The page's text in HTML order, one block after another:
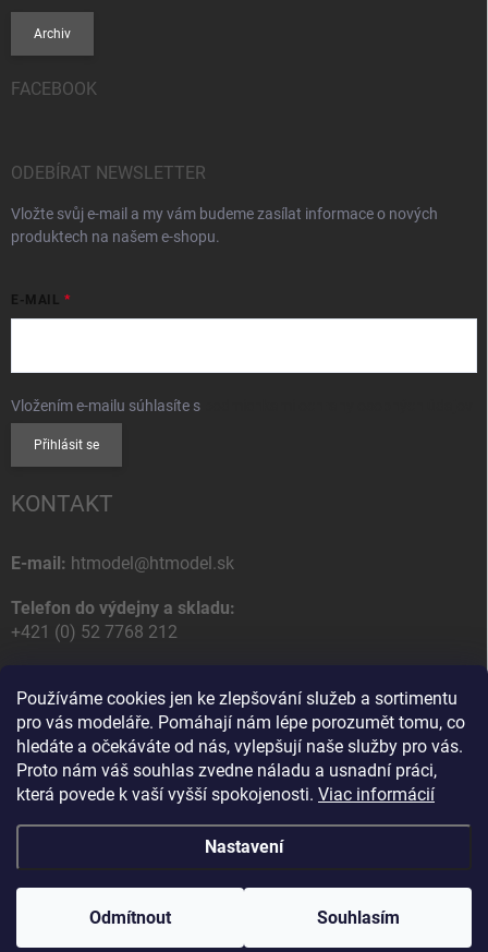
Používáme cookies jen ke zlepšování služeb a sortimentu
pro vás modeláře. Pomáhají nám lépe porozumět tomu, co
hledáte a očekáváte od nás, vylepšují naše služby pro vás.
Proto nám váš souhlas zvedne náladu a usnadní práci,
která povede k vaší vyšší spokojenosti. Viac informácií
Nastavení
Odmítnout Souhlasím
Archiv
FACEBOOK
ODEBÍRAT NEWSLETTER
Vložte svůj e-mail a my vám budeme zasílat informace o nových
produktech na našem e-shopu.
E-MAIL
Vložením e-mailu súhlasíte s
Přihlásit se
KONTAKT
E-mail: htmodel@htmodel.sk
Telefon do výdejny a skladu:
+421 (0) 52 7768 212
HT model
Na letisko 49
058 01 Poprad
Slovenská Republika
Vytvořil Shoptet
Copyright 2026HT model. Všechna práva vyhrazena.Upravit nastavení